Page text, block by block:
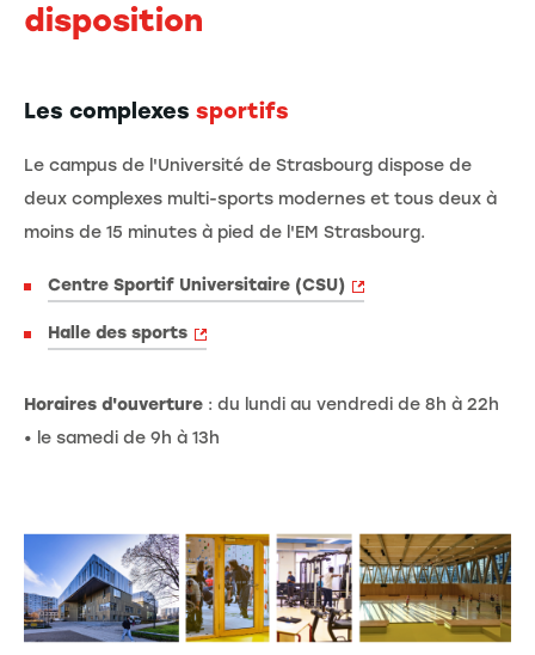
disposition
Les complexes sportifs
Le campus de l'Université de Strasbourg dispose de
deux complexes multi-sports modernes et tous deux à
moins de 15 minutes à pied de l'EM Strasbourg.
Centre Sportif Universitaire (CSU)
Halle des sports
Horaires d'ouverture : du lundi au vendredi de 8h à 22h
• le samedi de 9h à 13h